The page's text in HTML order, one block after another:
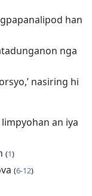
han
nga
nasiring hi
an iya
(1)
(6-12)